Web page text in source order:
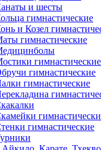
и шесты
гимнастические
и Козел
гимнастические
гимнастические
гимнастические
гимнастические
гимнастические